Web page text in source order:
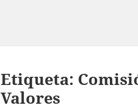
Etiqueta:
Valores